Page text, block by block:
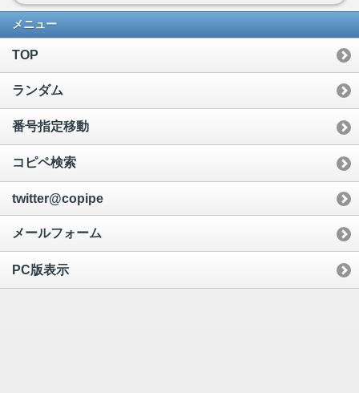
メニュー
TOP
ランダム
番号指定移動
コピペ検索
twitter@copipe
メールフォーム
PC版表示